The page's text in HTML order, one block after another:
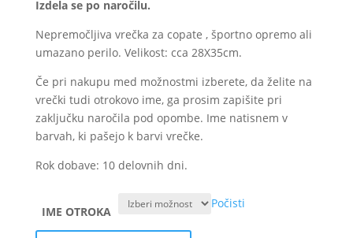
through
15,90€
Izdela se po naročilu.
Nepremočljiva vrečka za copate , športno opremo ali
umazano perilo. Velikost: cca 28X35cm.
Če pri nakupu med možnostmi izberete, da želite na
vrečki tudi otrokovo ime, ga prosim zapišite pri
zaključku naročila pod opombe. Ime natisnem v
barvah, ki pašejo k barvi vrečke.
Rok dobave: 10 delovnih dni.
IME OTROKA
Počisti